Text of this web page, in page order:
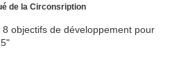
de la Circonsription